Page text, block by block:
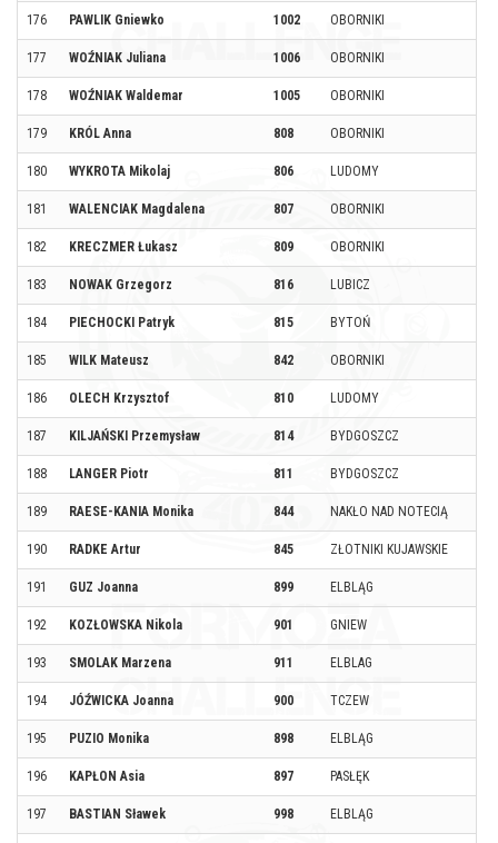
176 PAWLIK Gniewko 1002 OBORNIKI
177 WOŹNIAK Juliana 1006 OBORNIKI
178 WOŹNIAK Waldemar 1005 OBORNIKI
179 KRÓL Anna 808 OBORNIKI
180 WYKROTA Mikolaj 806 LUDOMY
181 WALENCIAK Magdalena 807 OBORNIKI
182 KRECZMER Łukasz 809 OBORNIKI
183 NOWAK Grzegorz 816 LUBICZ
184 PIECHOCKI Patryk 815 BYTOŃ
185 WILK Mateusz 842 OBORNIKI
186 OLECH Krzysztof 810 LUDOMY
187 KILJAŃSKI Przemysław 814 BYDGOSZCZ
188 LANGER Piotr 811 BYDGOSZCZ
189 RAESE-KANIA Monika 844 NAKŁO NAD NOTECIĄ
190 RADKE Artur 845 ZŁOTNIKI KUJAWSKIE
191 GUZ Joanna 899 ELBLĄG
192 KOZŁOWSKA Nikola 901 GNIEW
193 SMOLAK Marzena 911 ELBLAG
194 JÓŹWICKA Joanna 900 TCZEW
195 PUZIO Monika 898 ELBLĄG
196 KAPŁON Asia 897 PASŁĘK
197 BASTIAN Sławek 998 ELBLĄG